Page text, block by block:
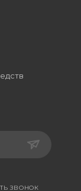
ЗВОНОК